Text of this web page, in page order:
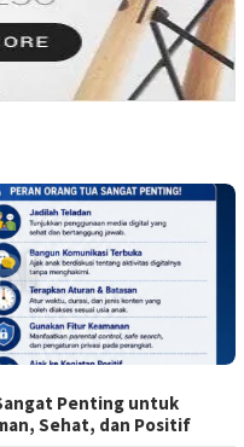
Penting untuk
Sehat, dan Positif